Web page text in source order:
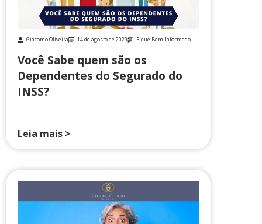
Giácomo Oliveira 14 de agosto de 2020 Fique Bem Informado
Você Sabe quem são os
Dependentes do Segurado do
INSS?
Leia mais >